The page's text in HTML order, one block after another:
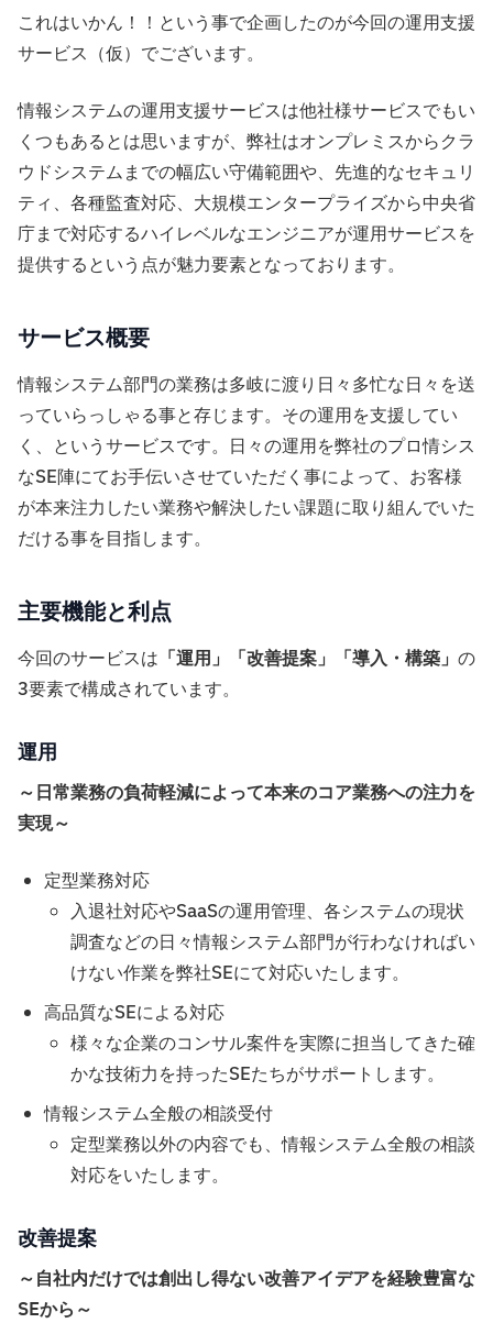
これはいかん！！という事で企画したのが今回の運用支援
サービス（仮）でございます。
情報システムの運用支援サービスは他社様サービスでもい
くつもあるとは思いますが、弊社はオンプレミスからクラ
ウドシステムまでの幅広い守備範囲や、先進的なセキュリ
ティ、各種監査対応、大規模エンタープライズから中央省
庁まで対応するハイレベルなエンジニアが運用サービスを
提供するという点が魅力要素となっております。
サービス概要
情報システム部門の業務は多岐に渡り日々多忙な日々を送
っていらっしゃる事と存じます。その運用を支援してい
く、というサービスです。日々の運用を弊社のプロ情シス
なSE陣にてお手伝いさせていただく事によって、お客様
が本来注力したい業務や解決したい課題に取り組んでいた
だける事を目指します。
主要機能と利点
今回のサービスは 「運用」「改善提案」「導入・構築」 の
3要素で構成されています。
運用
～日常業務の負荷軽減によって本来のコア業務への注力を
実現～
定型業務対応
入退社対応やSaaSの運用管理、各システムの現状
調査などの日々情報システム部門が行わなければい
けない作業を弊社SEにて対応いたします。
高品質なSEによる対応
様々な企業のコンサル案件を実際に担当してきた確
かな技術力を持ったSEたちがサポートします。
情報システム全般の相談受付
定型業務以外の内容でも、情報システム全般の相談
対応をいたします。
改善提案
～自社内だけでは創出し得ない改善アイデアを経験豊富な
SEから～